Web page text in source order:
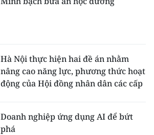
Hà Nội thực hiện hai đề án nhằm
nâng cao năng lực, phương thức hoạt
động của Hội đồng nhân dân các cấp
Doanh nghiệp ứng dụng AI để bứt
phá